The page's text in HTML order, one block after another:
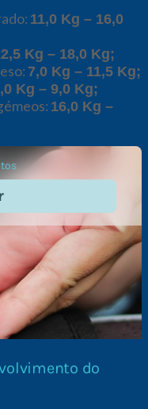
11,0 Kg – 16,0
Kg – 18,0 Kg;
7,0 Kg – 11,5 Kg;
Kg – 9,0 Kg;
16,0 Kg –